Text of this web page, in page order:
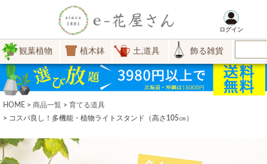
ログイン
観葉植物 植木鉢 土,道具 飾る雑貨
HOME 商品一覧
育てる道具
コスパ良し！多機能・植物ライトスタンド（高さ105㎝）